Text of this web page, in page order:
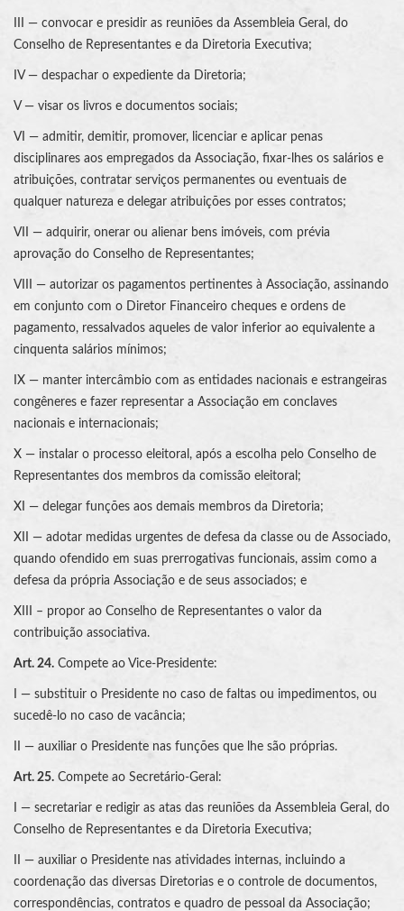
III — convocar e presidir as reuniões da Assembleia Geral, do
Conselho de Representantes e da Diretoria Executiva;
IV — despachar o expediente da Diretoria;
V — visar os livros e documentos sociais;
VI — admitir, demitir, promover, licenciar e aplicar penas
disciplinares aos empregados da Associação, fixar-lhes os salários e
atribuições, contratar serviços permanentes ou eventuais de
qualquer natureza e delegar atribuições por esses contratos;
VII — adquirir, onerar ou alienar bens imóveis, com prévia
aprovação do Conselho de Representantes;
VIII — autorizar os pagamentos pertinentes à Associação, assinando
em conjunto com o Diretor Financeiro cheques e ordens de
pagamento, ressalvados aqueles de valor inferior ao equivalente a
cinquenta salários mínimos;
IX — manter intercâmbio com as entidades nacionais e estrangeiras
congêneres e fazer representar a Associação em conclaves
nacionais e internacionais;
X — instalar o processo eleitoral, após a escolha pelo Conselho de
Representantes dos membros da comissão eleitoral;
XI — delegar funções aos demais membros da Diretoria;
XII — adotar medidas urgentes de defesa da classe ou de Associado,
quando ofendido em suas prerrogativas funcionais, assim como a
defesa da própria Associação e de seus associados; e
XIII – propor ao Conselho de Representantes o valor da
contribuição associativa.
Art. 24. Compete ao Vice-Presidente:
I — substituir o Presidente no caso de faltas ou impedimentos, ou
sucedê-lo no caso de vacância;
II — auxiliar o Presidente nas funções que lhe são próprias.
Art. 25. Compete ao Secretário-Geral:
I — secretariar e redigir as atas das reuniões da Assembleia Geral, do
Conselho de Representantes e da Diretoria Executiva;
II — auxiliar o Presidente nas atividades internas, incluindo a
coordenação das diversas Diretorias e o controle de documentos,
correspondências, contratos e quadro de pessoal da Associação;